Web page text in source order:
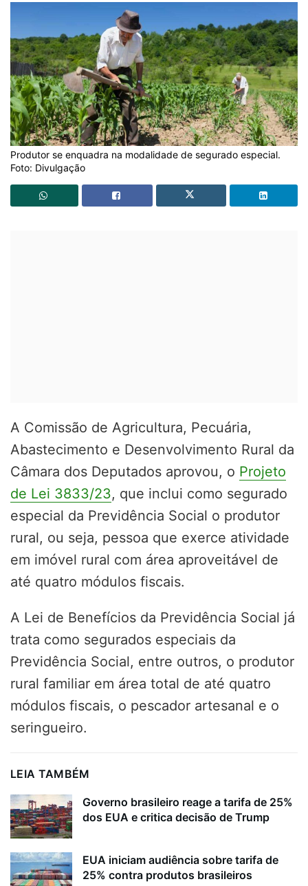
Produtor se enquadra na modalidade de segurado especial.
Foto: Divulgação
A Comissão de Agricultura, Pecuária,
Abastecimento e Desenvolvimento Rural da
Câmara dos Deputados aprovou, o Projeto
de Lei 3833/23, que inclui como segurado
especial da Previdência Social o produtor
rural, ou seja, pessoa que exerce atividade
em imóvel rural com área aproveitável de
até quatro módulos fiscais.
A Lei de Benefícios da Previdência Social já
trata como segurados especiais da
Previdência Social, entre outros, o produtor
rural familiar em área total de até quatro
módulos fiscais, o pescador artesanal e o
seringueiro.
LEIA TAMBÉM
Governo brasileiro reage a tarifa de 25%
dos EUA e critica decisão de Trump
EUA iniciam audiência sobre tarifa de
25% contra produtos brasileiros